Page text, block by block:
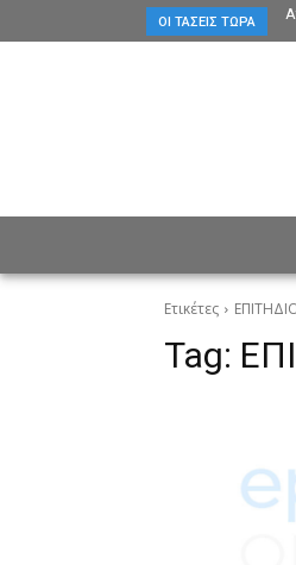
ΟΙ ΤΆΣΕΙΣ ΤΏΡΑ
Ετικέτες
Tag: